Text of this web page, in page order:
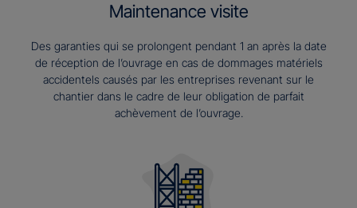
Maintenance visite
Des garanties qui se prolongent pendant 1 an après la date
de réception de l’ouvrage en cas de dommages matériels
accidentels causés par les entreprises revenant sur le
chantier dans le cadre de leur obligation de parfait
achèvement de l’ouvrage.